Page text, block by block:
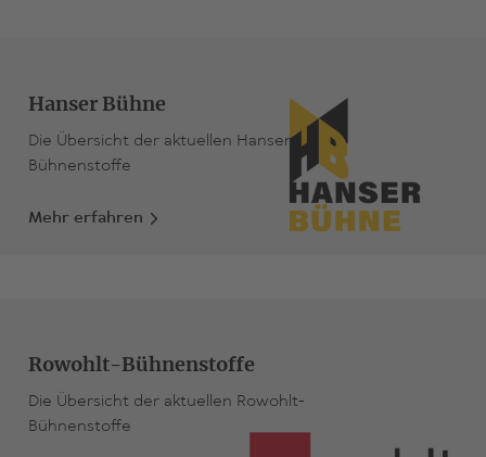
Hanser Bühne
Die Übersicht der aktuellen Hanser-
Bühnenstoffe
Mehr erfahren
Rowohlt-Bühnenstoffe
Die Übersicht der aktuellen Rowohlt-
Bühnenstoffe